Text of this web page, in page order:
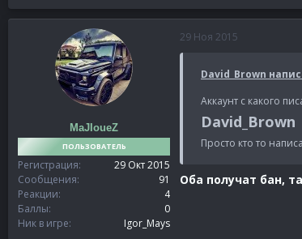
MaJIoueZ
ПОЛЬЗОВАТЕЛЬ
Регистрация
29 Окт 2015
Сообщения
91
Реакции
4
Баллы
0
Ник в игре
Igor_Mays
29 Ноя 2015
David_Brown
Аккаунт с какого
David_Brown
Просто кто то
Оба получат бан,